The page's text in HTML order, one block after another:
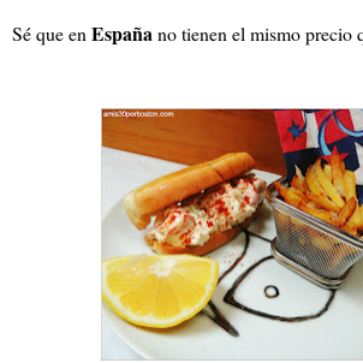
Sé que enEspañano tienen el mismo precio